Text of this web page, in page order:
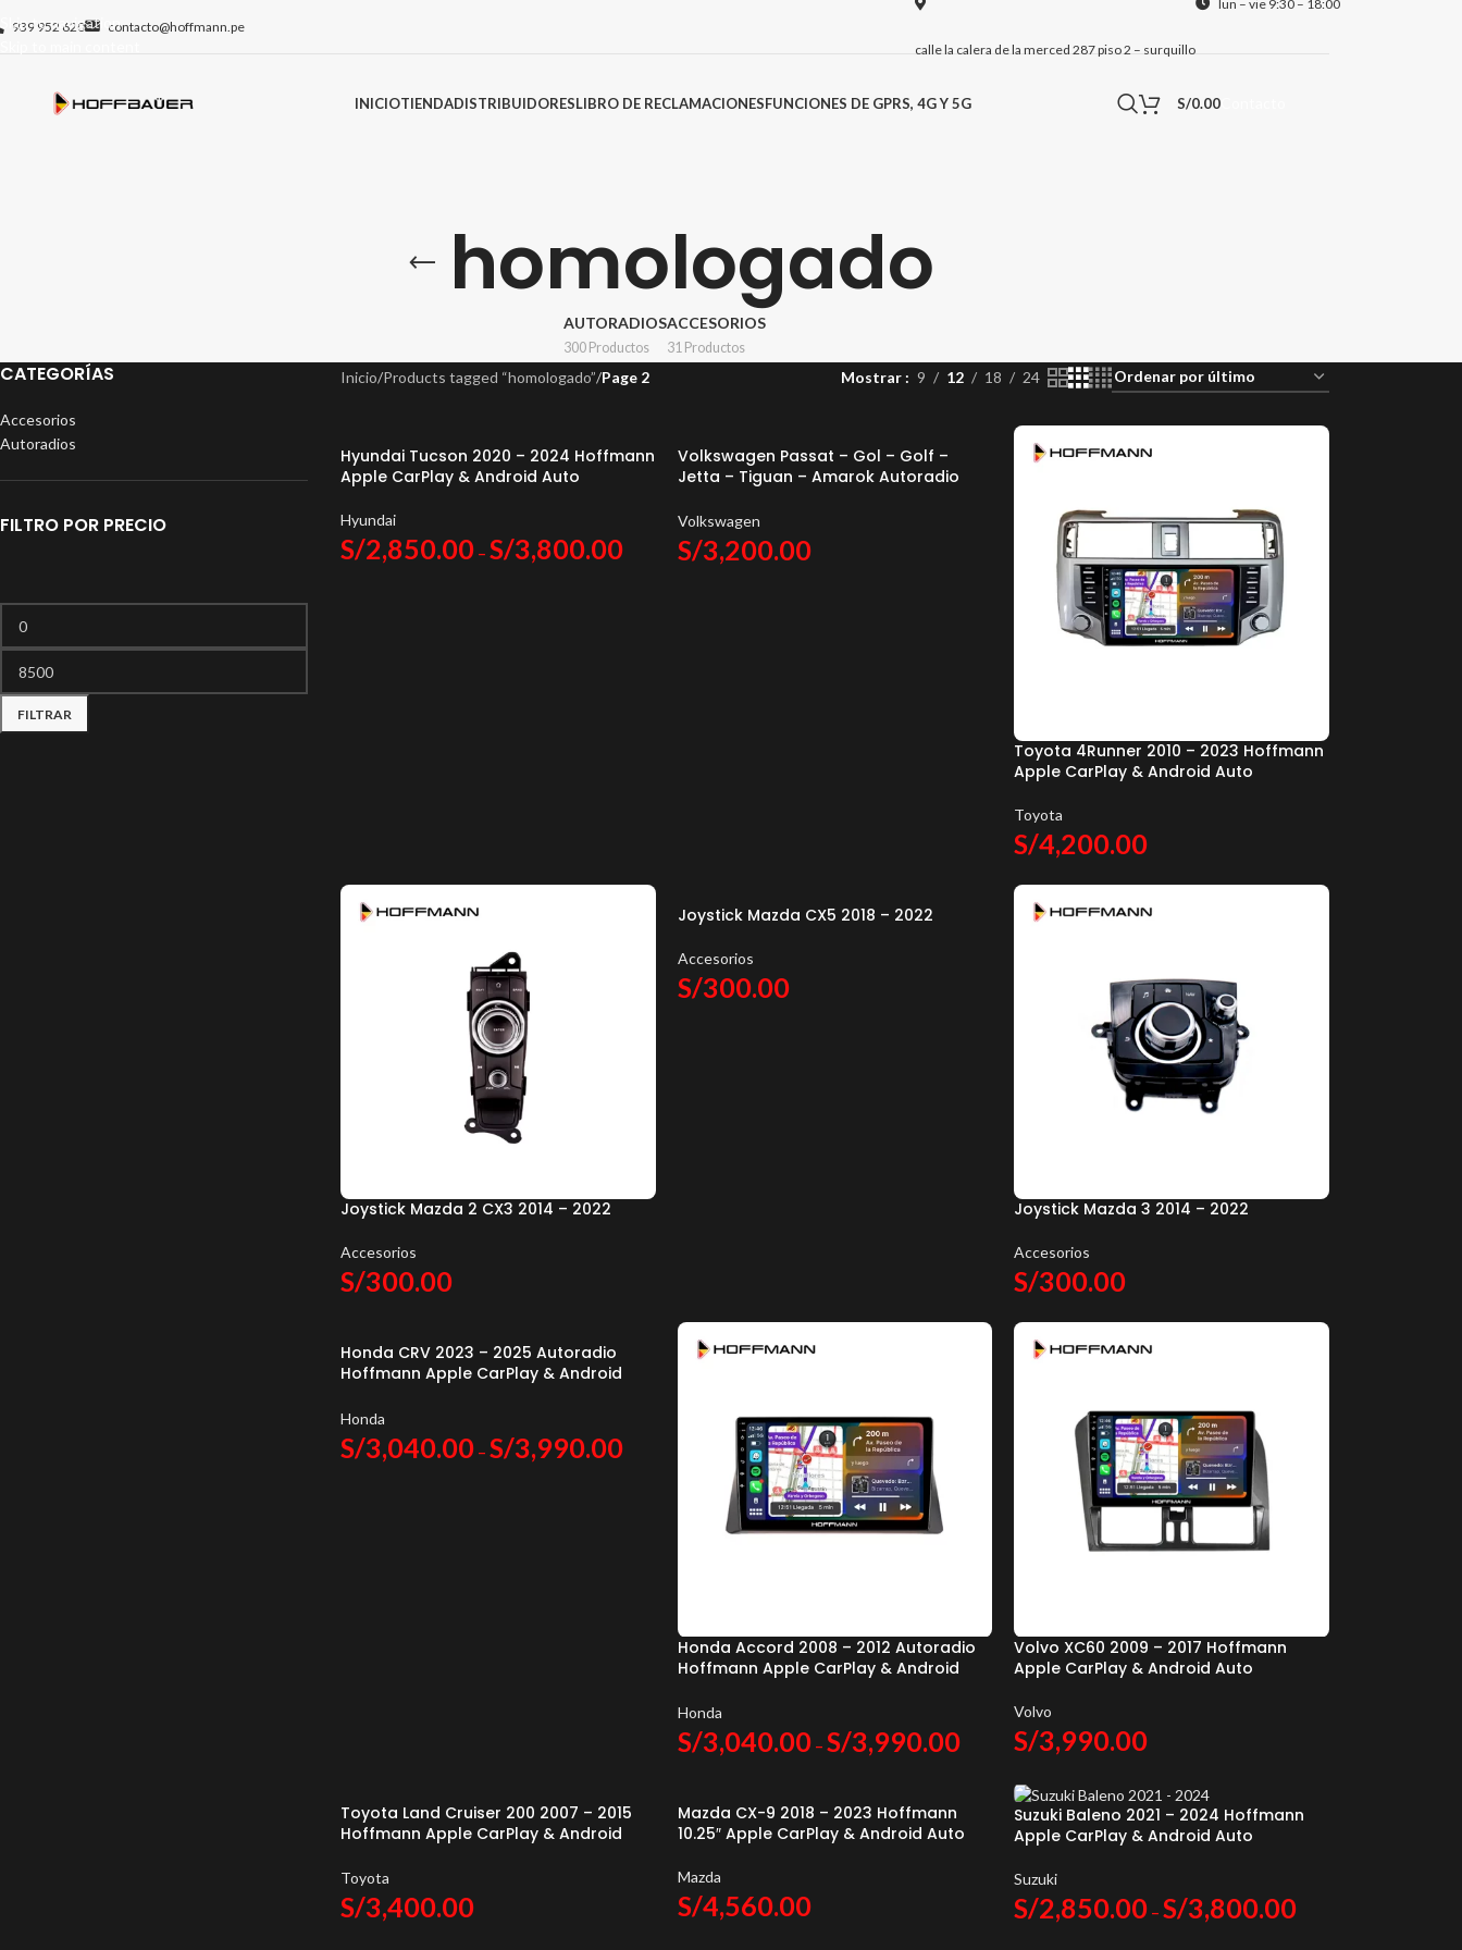
Skip to navigation
939 952 620
contacto@hoffmann.pe
calle la calera de la merced 287 piso 2 – surquillo
lun – vie 9:30 – 18:00
INICIOTIENDADISTRIBUIDORESLIBRO DE RECLAMACIONESFUNCIONES DE GPRS, 4G Y 5G S/0.00
homologado
AUTORADIOS
300 Productos
ACCESORIOS
31 Productos
CATEGORÍAS
Accesorios
Autoradios
FILTRO POR PRECIO
FILTRAR
Inicio/Products tagged “homologado”/Page 2 Mostrar 9 12 18 24
Hyundai Tucson 2020 – 2024 Hoffmann
Apple CarPlay & Android Auto
Hyundai
S/2,850.00 – S/3,800.00
Volkswagen Passat – Gol – Golf –
Jetta – Tiguan – Amarok Autoradio
Auto
Volkswagen
S/3,200.00
Toyota 4Runner 2010 – 2023 Hoffmann
Apple CarPlay & Android Auto
Toyota
S/4,200.00
Joystick Mazda 2 CX3 2014 – 2022
Accesorios
S/300.00
Joystick Mazda CX5 2018 – 2022
Accesorios
S/300.00
Joystick Mazda 3 2014 – 2022
Accesorios
S/300.00
Honda CRV 2023 – 2025 Autoradio
Hoffmann Apple CarPlay & Android
Honda
S/3,040.00 – S/3,990.00
Honda Accord 2008 – 2012 Autoradio
Hoffmann Apple CarPlay & Android
Honda
S/3,040.00 – S/3,990.00
Volvo XC60 2009 – 2017 Hoffmann
Apple CarPlay & Android Auto
Volvo
S/3,990.00
Toyota Land Cruiser 200 2007 – 2015
Hoffmann Apple CarPlay & Android
Toyota
S/3,400.00
Mazda CX-9 2018 – 2023 Hoffmann
10.25″ Apple CarPlay & Android Auto
Mazda
S/4,560.00
Suzuki Baleno 2021 – 2024 Hoffmann
Apple CarPlay & Android Auto
Suzuki
S/2,850.00 – S/3,800.00